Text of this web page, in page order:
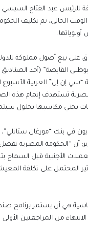
للرئيس عبد الفتاح
الحالي، تم تكليف
القابضة” (أحد
“سي إن إن” العربية الأسبوع
تستهدف إتمام هذه
بجني مكاسبها بحلول
في بنك “مورغان ستانلي”،
أن “الحكومة المصرية
الأجنبية قبل السماح
المحتمل على تكلفة
هي أن يستمر برنامج
من المراجعتين الأولى